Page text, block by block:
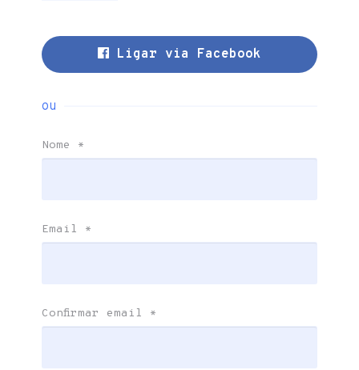
Ligar via Facebook
ou
Nome *
Email *
Confirmar email *